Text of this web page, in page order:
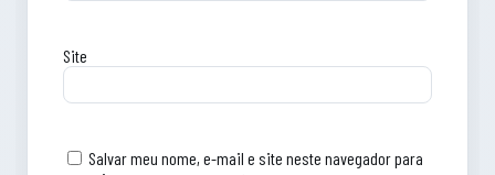
Site
Salvar meu nome, e-mail e site neste navegador para